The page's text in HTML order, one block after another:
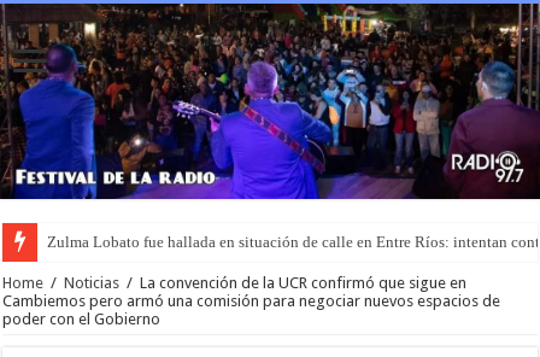
Zulma Lobato fue hallada en situación de calle en Entre Ríos: intentan
Home / Noticias / La convención de la UCR confirmó que sigue en
Cambiemos pero armó una comisión para negociar nuevos espacios de
poder con el Gobierno